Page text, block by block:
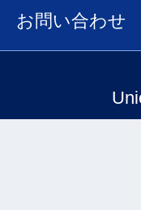
お問い合わせ